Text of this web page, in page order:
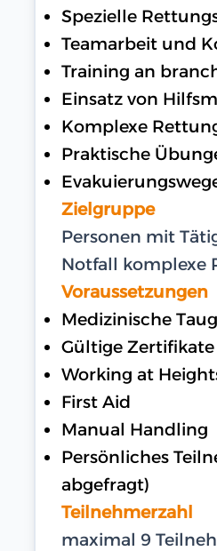
Spezielle
Teamarbeit und
Training an
Einsatz von
Komplexe
Praktische
Zielgruppe
Personen mit
Notfall komplexe
Voraussetzungen
Medizinische
Gültige
Working at
First Aid
Manual Handling
Persönliches
abgefragt)
Teilnehmerzahl
maximal 9